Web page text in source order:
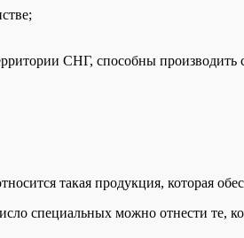
СНГ, способны производить
такая продукция, которая
специальных можно отнести те,